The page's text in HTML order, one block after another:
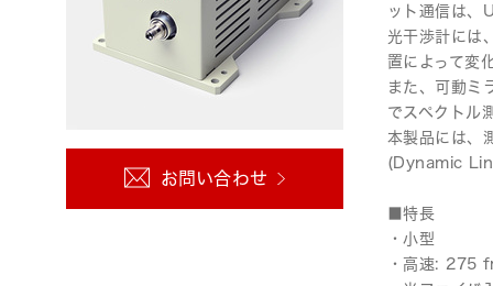
ライフサイエンス/メディカル関連機器
品質管理
浜松ホトニク
お問い合わせ
ット通信は、
光干渉計には
置によって変
また、可動
でスペクトル
本製品には、
(Dynamic
■特長
・小型
・高速: 275